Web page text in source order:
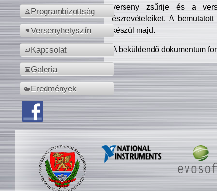
Programbizottság
Versenyhelyszín
Kapcsolat
Galéria
Eredmények
verseny zsűrije és a
észrevételeiket. A
készül majd.
A beküldendő dokumentum